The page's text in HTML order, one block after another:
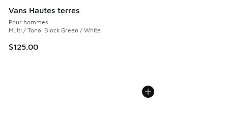
Vans Hautes terres
Pour hommes
Multi / Tonal Block Green / White
$125.00